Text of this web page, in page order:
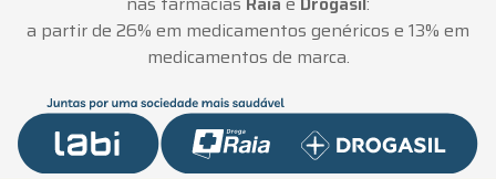
a partir de 26% em medicamentos genéricos e 13% em
medicamentos de marca.